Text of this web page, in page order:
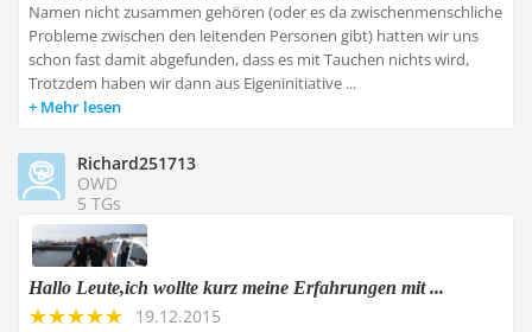
Namen nicht zusammen gehören (oder es da zwischenmenschliche
Probleme zwischen den leitenden Personen gibt) hatten wir uns
schon fast damit abgefunden, dass es mit Tauchen nichts wird,
Trotzdem haben wir dann aus Eigeninitiative ...
Mehr lesen
Richard251713
OWD
5 TGs
Hallo Leute,ich wollte kurz meine Erfahrungen mit ...
19.12.2015